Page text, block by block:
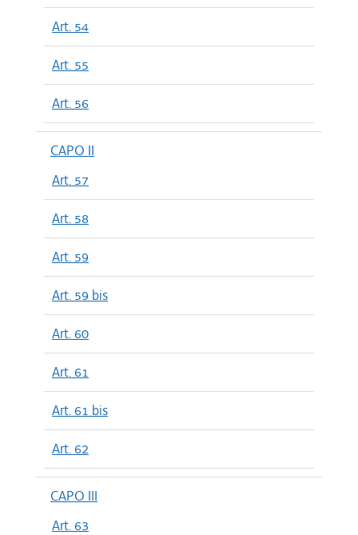
Art. 54
Art. 55
Art. 56
CAPO II
Art. 57
Art. 58
Art. 59
Art. 59 bis
Art. 60
Art. 61
Art. 61 bis
Art. 62
CAPO III
Art. 63